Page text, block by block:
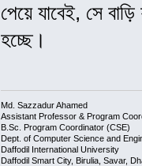
পেয়ে যাবেই, সে
হচ্ছে।
Md. Sazzadur Ahamed
Assistant Professor & ​Program
​B.Sc. Program Coordinator (CSE)
Dept. of Computer Science and
Daffodil International University
Daffodil Smart City, Birulia, Savar,